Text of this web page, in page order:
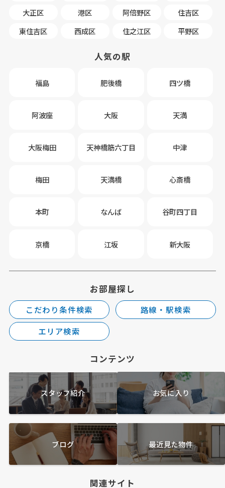
大正区
港区 阿倍野区
住吉区
東住吉区
西成区 住之江区 平野区
人気の駅
福島 肥後橋 四ツ橋
阿波座 大阪 天満
大阪梅田 天神橋筋六丁目 中津
梅田 天満橋 心斎橋
本町 なんば 谷町四丁目
京橋 江坂 新大阪
お部屋探し
こだわり条件検索
路線・駅検索
エリア検索
コンテンツ
スタッフ紹介 お気に入り
ブログ 最近見た物件
関連サイト